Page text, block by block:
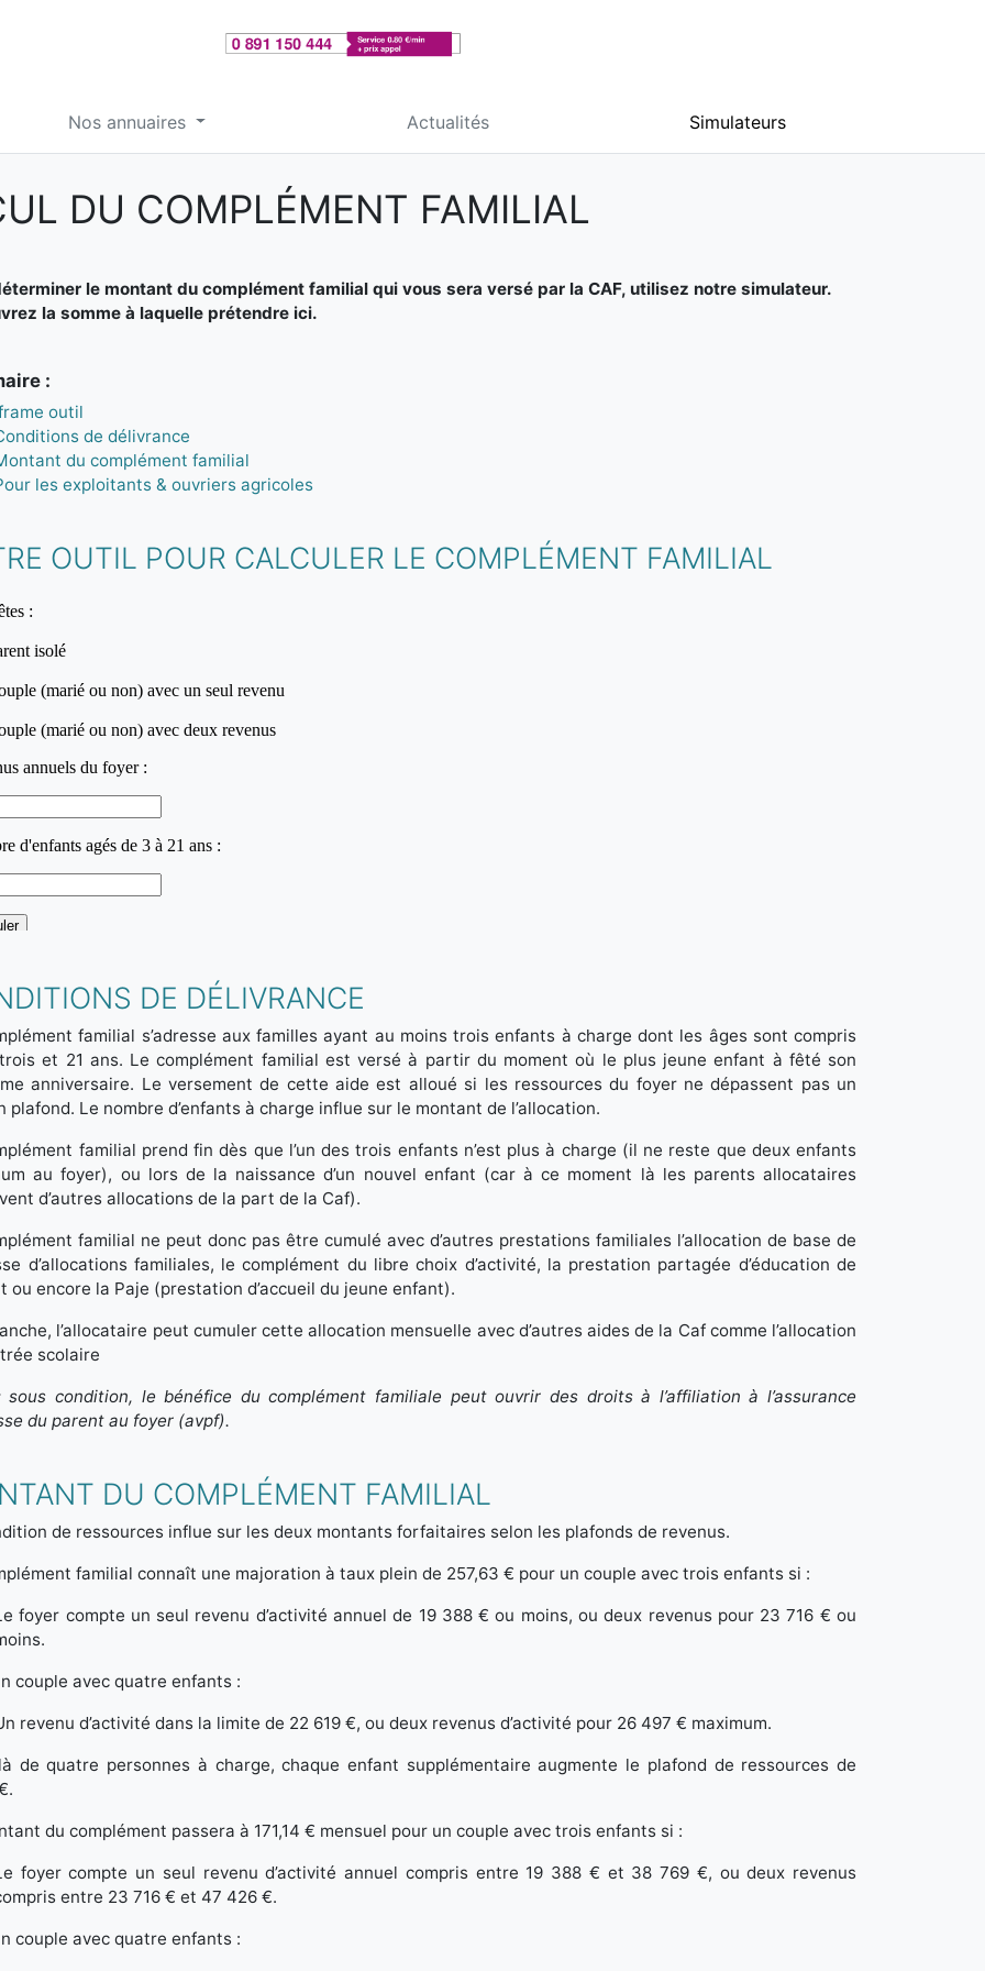
Nos annuaires Actualités Simulateurs
DU COMPLÉMENT FAMILIAL
le montant du complément familial qui vous sera versé par la CAF, utilisez notre simulateur.
la somme à laquelle prétendre ici.
:
outil
de délivrance
du complément familial
les exploitants & ouvriers agricoles
OUTIL POUR CALCULER LE COMPLÉMENT FAMILIAL
DE DÉLIVRANCE
familial s’adresse aux familles ayant au moins trois enfants à charge dont les âges sont compris
et 21 ans. Le complément familial est versé à partir du moment où le plus jeune enfant à fêté son
anniversaire. Le versement de cette aide est alloué si les ressources du foyer ne dépassent pas un
plafond. Le nombre d’enfants à charge influe sur le montant de l’allocation.
familial prend fin dès que l’un des trois enfants n’est plus à charge (il ne reste que deux enfants
au foyer), ou lors de la naissance d’un nouvel enfant (car à ce moment là les parents allocataires
d’autres allocations de la part de la Caf).
familial ne peut donc pas être cumulé avec d’autres prestations familiales l’allocation de base de
d’allocations familiales, le complément du libre choix d’activité, la prestation partagée d’éducation de
ou encore la Paje (prestation d’accueil du jeune enfant).
l’allocataire peut cumuler cette allocation mensuelle avec d’autres aides de la Caf comme l’allocation
scolaire
sous condition, le bénéfice du complément familiale peut ouvrir des droits à l’affiliation à l’assurance
du parent au foyer (avpf).
DU COMPLÉMENT FAMILIAL
de ressources influe sur les deux montants forfaitaires selon les plafonds de revenus.
familial connaît une majoration à taux plein de 257,63 € pour un couple avec trois enfants si :
foyer compte un seul revenu d’activité annuel de 19 388 € ou moins, ou deux revenus pour 23 716 € ou
couple avec quatre enfants :
revenu d’activité dans la limite de 22 619 €, ou deux revenus d’activité pour 26 497 € maximum.
de quatre personnes à charge, chaque enfant supplémentaire augmente le plafond de ressources de
du complément passera à 171,14 € mensuel pour un couple avec trois enfants si :
foyer compte un seul revenu d’activité annuel compris entre 19 388 € et 38 769 €, ou deux revenus
entre 23 716 € et 47 426 €.
couple avec quatre enfants :